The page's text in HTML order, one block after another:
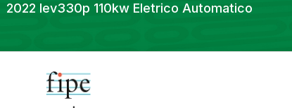
2022 Iev330p 110kw Eletrico Automatico